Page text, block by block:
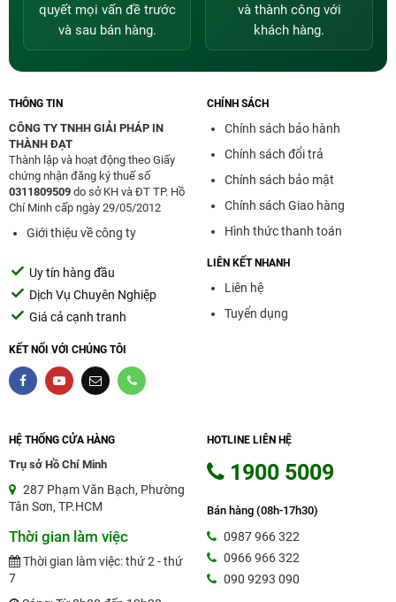
quyết mọi vấn đề trước
và sau bán hàng.
và thành công với
khách hàng.
THÔNG TIN
CÔNG TY TNHH GIẢI PHÁP IN
THÀNH ĐẠT
Thành lập và hoạt động theo Giấy
chứng nhận đăng ký thuế số
0311809509 do sở KH và ĐT TP. Hồ
Chí Minh cấp ngày 29/05/2012
Giới thiệu về công ty
Uy tín hàng đầu
Dịch Vụ Chuyên Nghiệp
Giá cả cạnh tranh
KẾT NỐI VỚI CHÚNG TÔI
CHÍNH SÁCH
Chính sách bảo hành
Chính sách đổi trả
Chính sách bảo mật
Chính sách Giao hàng
Hình thức thanh toán
LIÊN KẾT NHANH
Liên hệ
Tuyển dụng
HỆ THỐNG CỬA HÀNG
Trụ sở Hồ Chí Minh
287 Phạm Văn Bạch, Phường
Tân Sơn, TP.HCM
Thời gian làm việc
Thời gian làm việc: thứ 2 - thứ
7
HOTLINE LIÊN HỆ
1900 5009
Bán hàng (08h-17h30)
0987 966 322
0966 966 322
090 9293 090